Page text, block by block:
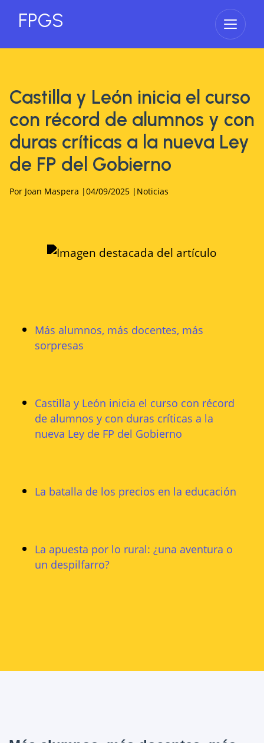
FPGS Abrir
Castilla y León inicia el curso
con récord de alumnos y con
duras críticas a la nueva Ley
de FP del Gobierno
Por Joan Maspera |04/09/2025 | Noticias
Más alumnos, más docentes, más
sorpresas
Castilla y León inicia el curso con récord
de alumnos y con duras críticas a la
nueva Ley de FP del Gobierno
La batalla de los precios en la educación
La apuesta por lo rural: ¿una aventura o
un despilfarro?